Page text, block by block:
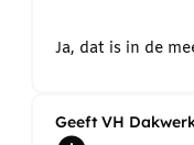
Ja, dat is in de
Geeft VH